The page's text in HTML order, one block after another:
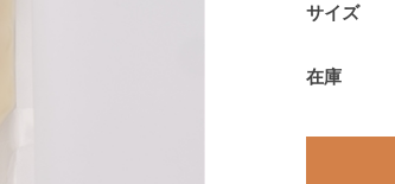
サイズ
在庫